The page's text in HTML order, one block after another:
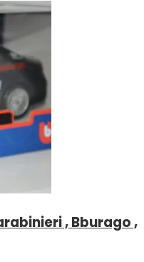
, Bburago ,